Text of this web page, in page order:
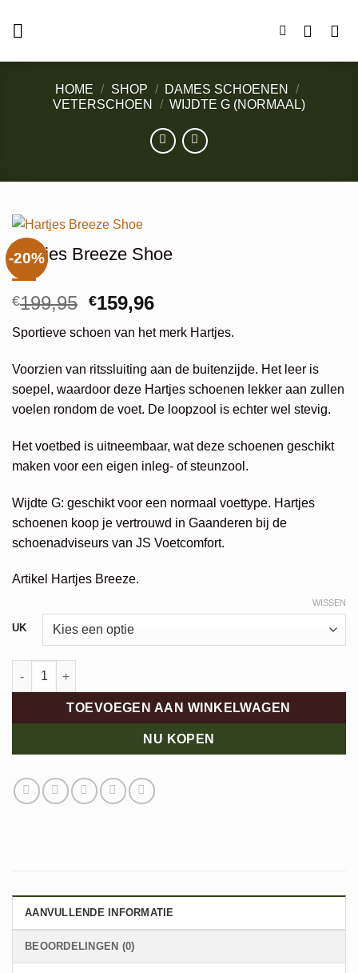
naar
HOME / SHOP / DAMES SCHOENEN
/
VETERSCHOEN
/ WIJDTE G (NORMAAL)
-20%
Hartjes Breeze Shoe
€199,95 Oorspronkelijke
was:
€199,95.
€159,96Huidige
is:
€159,96.
Sportieve schoen van het merk Hartjes.
Voorzien van ritssluiting aan de buitenzijde. Het leer is
soepel, waardoor deze Hartjes schoenen lekker aan zullen
voelen rondom de voet. De loopzool is echter wel stevig.
Het voetbed is uitneembaar, wat deze schoenen geschikt
maken voor een eigen inleg- of steunzool.
Wijdte G: geschikt voor een normaal voettype. Hartjes
schoenen koop je vertrouwd in Gaanderen bij de
schoenadviseurs van JS Voetcomfort.
Artikel Hartjes Breeze.
UK
WISSEN
Hartjes Breeze Shoe aantal
TOEVOEGEN AAN WINKELWAGEN
NU KOPEN
Alternative:
AANVULLENDE INFORMATIE
BEOORDELINGEN (0)